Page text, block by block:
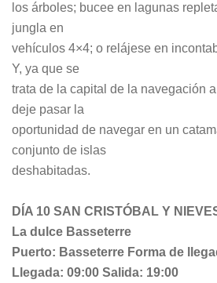
los árboles; bucee en lagunas
jungla en
vehículos 4×4; o relájese en
Y, ya que se
trata de la capital de la navegación
deje pasar la
oportunidad de navegar en un
conjunto de islas
deshabitadas.
DÍA 10 SAN CRISTÓBAL Y
La dulce Basseterre
Puerto: Basseterre Forma de
Llegada: 09:00 Salida: 19:00